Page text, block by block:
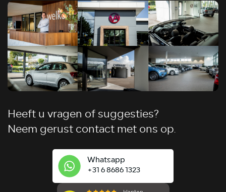
Heeft u vragen of suggesties?
Neem gerust contact met ons op.
Whatsapp
+31 6 8686 1323